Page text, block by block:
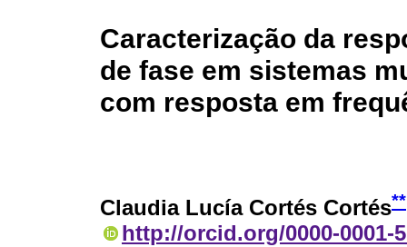
Caracterização da
de fase em sistemas
com resposta em
Claudia Lucía Cortés Cortés**
http://orcid.org/0000-0001-